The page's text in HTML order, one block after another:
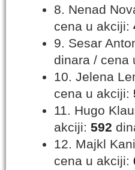
8. Nenad
cena u akciji:
9. Sesar
dinara / cena
10. Jelena
cena u akciji:
11. Hugo
akciji: 592
12. Majkl
cena u akciji: